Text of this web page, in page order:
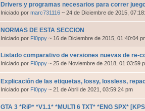
Drivers y programas necesarios para correr
Iniciado por marc731116 ~ 24 de Diciembre de 2015,
NORMAS DE ESTA SECCION
Iniciado por Fl0ppy ~ 16 de Diciembre de 2015, 01:40:04
Listado comparativo de versiones nuevas de re-
Iniciado por Fl0ppy ~ 25 de Noviembre de 2018, 01:03:59
Explicación de las etiquetas, lossy, lossless,
Iniciado por Fl0ppy ~ 21 de Abril de 2021, 03:59:24 pm
GTA 3 *RiP* *V1.1* *MULTI 6 TXT* *ENG SPX*